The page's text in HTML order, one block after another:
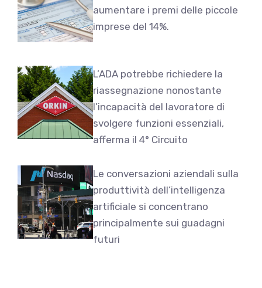
aumentare i premi delle piccole
imprese del 14%.
L’ADA potrebbe richiedere la
riassegnazione nonostante
l’incapacità del lavoratore di
svolgere funzioni essenziali,
afferma il 4° Circuito
Le conversazioni aziendali sulla
produttività dell’intelligenza
artificiale si concentrano
principalmente sui guadagni
futuri